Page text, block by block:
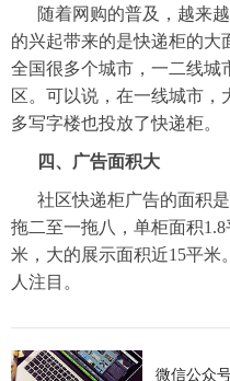
随着网购的普及，越来
的兴起带来的是快递柜的大
全国很多个城市，一二线城
区。可以说，在一线城市，
多写字楼也投放了快递柜。
四、广告面积大
社区快递柜广告的面积
拖二至一拖八，单柜面积
米，大的展示面积近15平米
人注目。
微信公众